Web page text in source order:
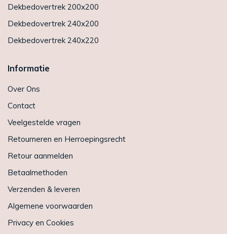
Dekbedovertrek 200x200
Dekbedovertrek 240x200
Dekbedovertrek 240x220
Informatie
Over Ons
Contact
Veelgestelde vragen
Retourneren en Herroepingsrecht
Retour aanmelden
Betaalmethoden
Verzenden & leveren
Algemene voorwaarden
Privacy en Cookies